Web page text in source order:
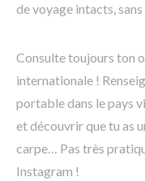
de voyage intacts,
Consulte toujours ton
internationale !
portable dans le pays
et découvrir que tu as
carpe… Pas très
Instagram !